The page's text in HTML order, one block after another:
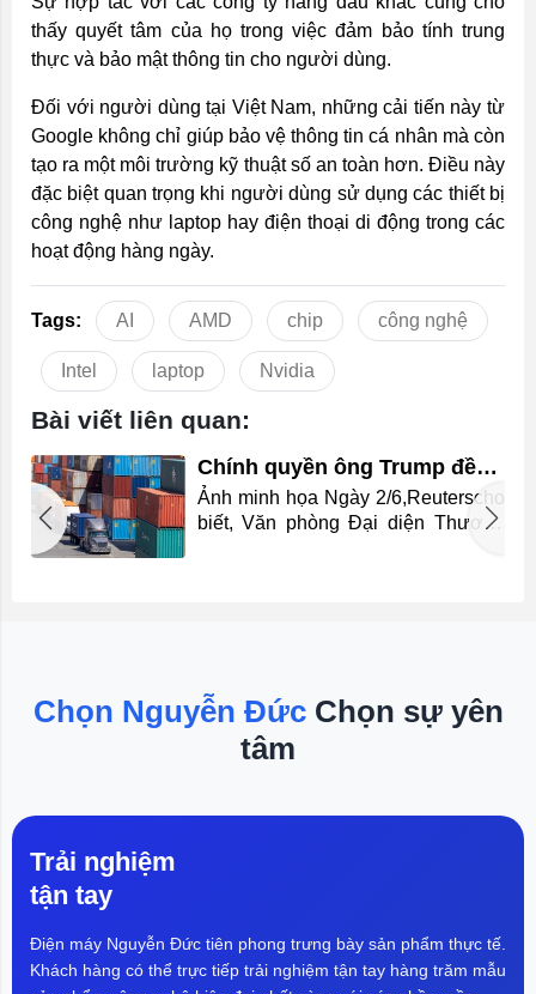
thấy quyết tâm của họ trong việc đảm bảo tính trung
thực và bảo mật thông tin cho người dùng.
Đối với người dùng tại Việt Nam, những cải tiến này từ
Google không chỉ giúp bảo vệ thông tin cá nhân mà còn
tạo ra một môi trường kỹ thuật số an toàn hơn. Điều này
đặc biệt quan trọng khi người dùng sử dụng các thiết bị
công nghệ như laptop hay điện thoại di động trong các
hoạt động hàng ngày.
Tags: AI AMD chip công nghệ
Intel laptop Nvidia
Bài viết liên quan:
Chính quyền ông Trump đề
xuất áp thuế bổ sung với 60
nền kinh tế
Ảnh minh họa Ngày 2/6,Reuterscho
biết, Văn phòng Đại diện Thương
ngăn chặn lưu thông các sản phẩm
được sản xuất bằng lao động
cưỡng bức, gây bất lợi cho Mỹ
Chọn Nguyễn Đức Chọn sự yên
tâm
Trải nghiệm
tận tay
Điện máy Nguyễn Đức tiên phong trưng bày sản phẩm thực tế.
Khách hàng có thể trực tiếp trải nghiệm tận tay hàng trăm mẫu